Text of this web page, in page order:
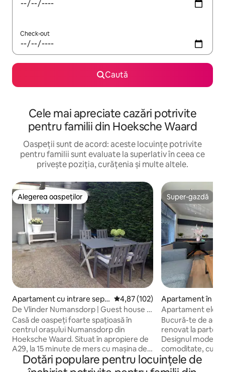
Check-out
Caută
Cele mai apreciate cazări potrivite
pentru familii din Hoeksche Waard
Oaspeții sunt de acord: aceste locuințe potrivite
pentru familii sunt evaluate la superlativ în ceea ce
privește poziția, curățenia și multe altele.
Alegerea oaspeților
Alegerea oaspeților
Apartament cu intrare sepa
rată în Numansdorp
Scor mediu de 4,87 din 5, 102
4,87 (102)
De Vlinder Numansdorp | Guest house 1-
8 pers.
Casă de oaspeți foarte spațioasă în
centrul orașului Numansdorp din
Hoeksche Waard. Situat în apropiere de
A29, la 15 minute de mers cu mașina de
Rotterdam (AHOY, Euromast,
Erasmusbrug), la 20 de minute de mers
Super-gazdă
Super-gazdă
Apartament în
ențial în
Apartament
parter
Bucură-te de
renovat la parter,
Designul modern
comoditate, cu
câteva minute
prin A16.
Dotări populare pentru locuințele de